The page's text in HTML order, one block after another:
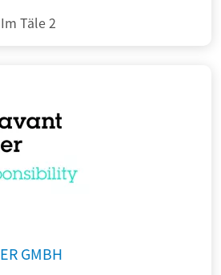
Täle 2
GMBH